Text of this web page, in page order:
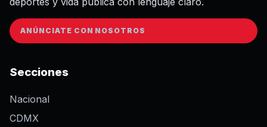
ANÚNCIATE CON NOSOTROS
Secciones
Nacional
CDMX